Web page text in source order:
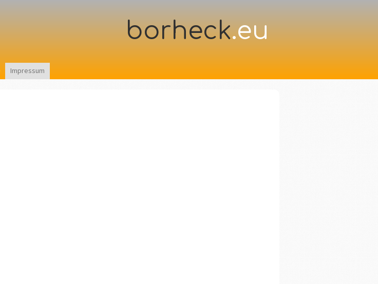
borheck.eu
Impressum